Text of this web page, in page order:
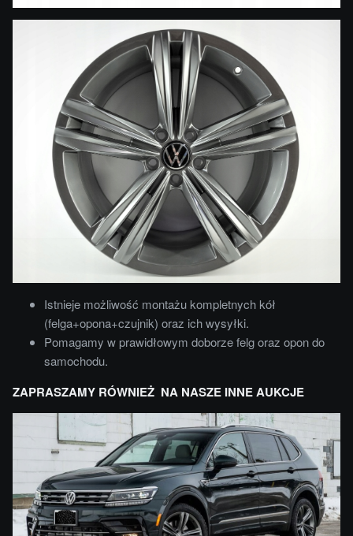
Istnieje możliwość montażu kompletnych kół
(felga+opona+czujnik) oraz ich wysyłki.
Pomagamy w prawidłowym doborze felg oraz opon do
samochodu.
ZAPRASZAMY RÓWNIEŻ NA NASZE INNE AUKCJE